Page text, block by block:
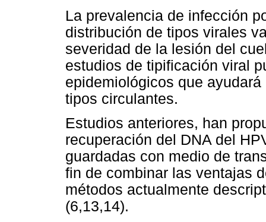
La prevalencia de infección
distribución de tipos virales
severidad de la lesión del
estudios de tipificación viral
epidemiológicos que
tipos circulantes.
Estudios anteriores, han
recuperación del DNA del
guardadas con medio de
fin de combinar las ventajas
métodos actualmente
(6,13,14).